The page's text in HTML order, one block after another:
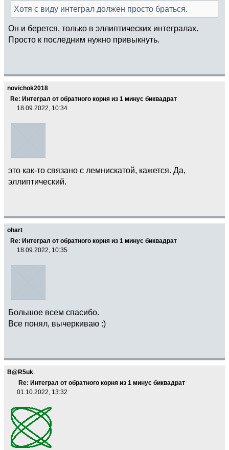
Хотя с виду интеграл должен просто браться.
Он и берется, только в эллиптических интегралах.
Просто к последним нужно привыкнуть.
novichok2018
Re: Интеграл от обратного корня из 1 минус биквадрат
18.09.2022, 10:34
это как-то связано с лемнискатой, кажется. Да,
эллиптический.
ohart
Re: Интеграл от обратного корня из 1 минус биквадрат
18.09.2022, 10:35
Большое всем спасибо.
Все понял, вычеркиваю :)
B@R5uk
Re: Интеграл от обратного корня из 1 минус биквадрат
01.10.2022, 13:32